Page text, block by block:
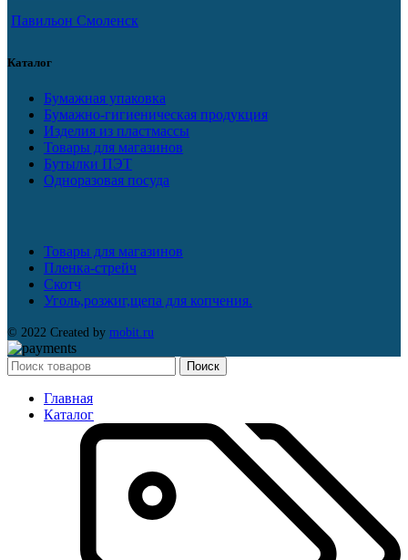
Павильон Смоленск
Каталог
Бумажная упаковка
Бумажно-гигиеническая продукция
Изделия из пластмассы
Товары для магазинов
Бутылки ПЭТ
Одноразовая посуда
Товары для магазинов
Пленка-стрейч
Скотч
Уголь,розжиг,щепа для копчения.
© 2022 Created by mobit.ru
Поиск
Главная
Каталог